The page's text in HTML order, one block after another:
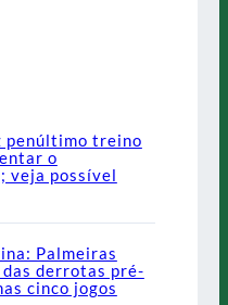
penúltimo treino
o
veja possível
Palmeiras
derrotas pré-
cinco jogos